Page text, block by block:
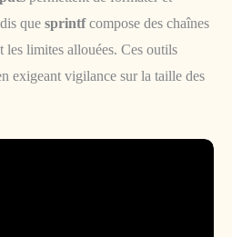
que sprintfcompose des chaînes
les limites allouées. Ces outils
exigeant vigilance sur la taille des